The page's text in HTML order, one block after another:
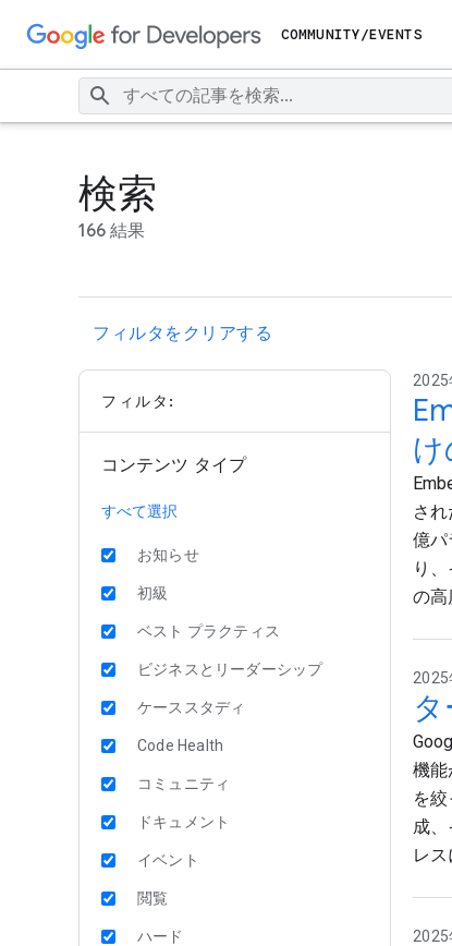
COMMUNITY/EVENTS
検索
166 結果
フィルタをクリアする
フィルタ:
コンテンツ タイプ
すべて選択
お知らせ
初級
ベスト プラクティス
ビジネスとリーダーシップ
ケーススタディ
Code Health
コミュニティ
ドキュメント
イベント
閲覧
ハード
さ
億パ
り
の高
機能
を
成
レ